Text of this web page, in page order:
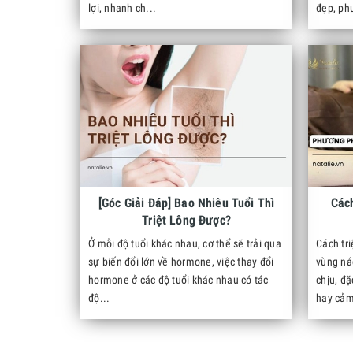
lợi, nhanh ch...
đẹp,
[Góc Giải Đáp] Bao Nhiêu Tuổi Thì
Triệt Lông Được?
Ở mỗi độ tuổi khác nhau, cơ thể sẽ trải qua
sự biến đổi lớn về hormone, việc thay đổi
hormone ở các độ tuổi khác nhau có tác
độ...
Cách
vùng
chịu,
hay